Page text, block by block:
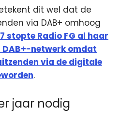
dit wel dat de
via DAB+ omhoog
stopte Radio FG al haar
netwerk omdat
via de digitale
.
jaar nodig